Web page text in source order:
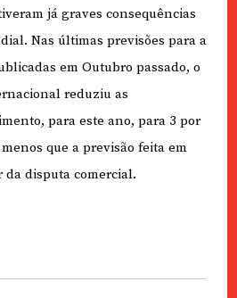
já graves consequências
Nas últimas previsões para a
em Outubro passado, o
reduziu as
para este ano, para 3 por
que a previsão feita em
da disputa comercial.